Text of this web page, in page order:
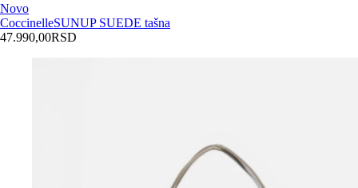
Novo
CoccinelleSUNUP SUEDE tašna
47.990,00RSD